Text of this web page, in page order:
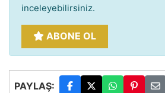
inceleyebilirsiniz.
ABONE OL
PAYLAŞ: